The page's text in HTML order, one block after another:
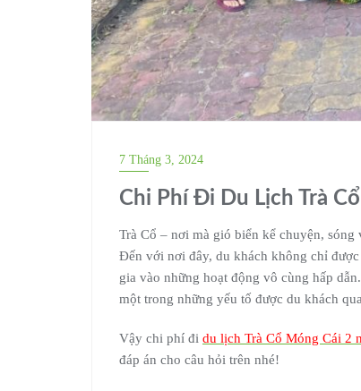
7 Tháng 3, 2024
Chi Phí Đi Du Lịch Trà
Trà Cổ – nơi mà gió biển kể chuyện,
Đến với nơi đây, du khách không chỉ
gia vào những hoạt động vô cùng hấp
một trong những yếu tố được du khách
Vậy chi phí đi du lịch Trà Cổ Móng Cái 2
đáp án cho câu hỏi trên nhé!